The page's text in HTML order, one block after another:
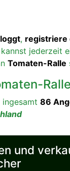
, registriere
jederzeit
Tomaten-Ralle
Ralle
ingesamt 86
und